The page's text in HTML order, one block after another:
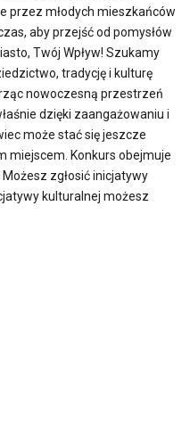
przez młodych mieszkańców
aby przejść od pomysłów
Twój Wpływ! Szukamy
tradycję i kulturę
nowoczesną przestrzeń
dzięki zaangażowaniu i
może stać się jeszcze
miejscem. Konkurs obejmuje
zgłosić inicjatywy
kulturalnej możesz